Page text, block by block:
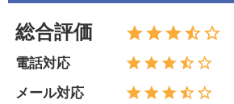
総合評価
電話対応
メール対応